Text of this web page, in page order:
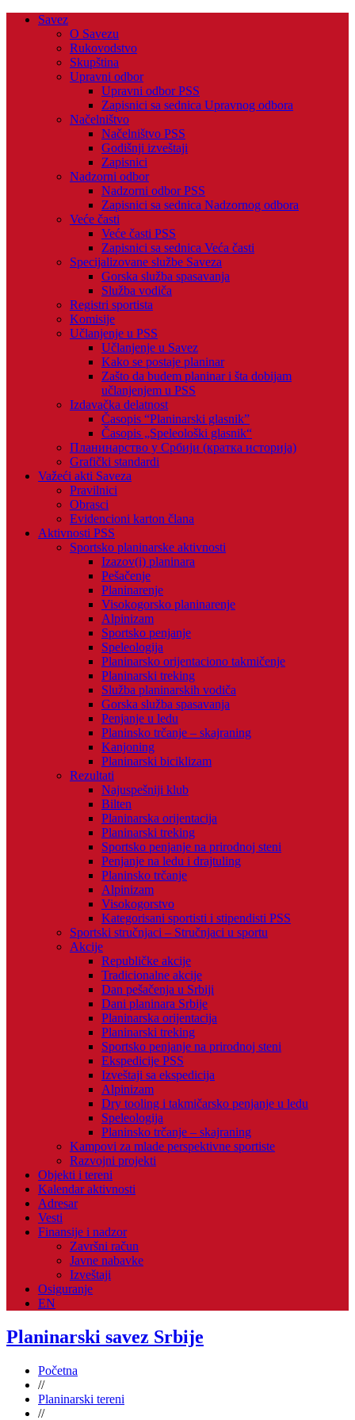
Savez
O Savezu
Rukovodstvo
Skupština
Upravni odbor
Upravni odbor PSS
Zapisnici sa sednica Upravnog odbora
Načelništvo
Načelništvo PSS
Godišnji izveštaji
Zapisnici
Nadzorni odbor
Nadzorni odbor PSS
Zapisnici sa sednica Nadzornog odbora
Veće časti
Veće časti PSS
Zapisnici sa sednica Veća časti
Specijalizovane službe Saveza
Gorska služba spasavanja
Služba vodiča
Registri sportista
Komisije
Učlanjenje u PSS
Učlanjenje u Savez
Kako se postaje planinar
Zašto da budem planinar i šta dobijam
učlanjenjem u PSS
Izdavačka delatnost
Časopis “Planinarski glasnik”
Časopis „Speleološki glasnik“
Планинарство у Србији (кратка историја)
Grafički standardi
Važeći akti Saveza
Pravilnici
Obrasci
Evidencioni karton člana
Aktivnosti PSS
Sportsko planinarske aktivnosti
Izazov(i) planinara
Pešačenje
Planinarenje
Visokogorsko planinarenje
Alpinizam
Sportsko penjanje
Speleologija
Planinarsko orijentaciono takmičenje
Planinarski treking
Služba planinarskih vodiča
Gorska služba spasavanja
Penjanje u ledu
Planinsko trčanje – skajraning
Kanjoning
Planinarski biciklizam
Rezultati
Najuspešniji klub
Bilten
Planinarska orijentacija
Planinarski treking
Sportsko penjanje na prirodnoj steni
Penjanje na ledu i drajtuling
Planinsko trčanje
Alpinizam
Visokogorstvo
Kategorisani sportisti i stipendisti PSS
Sportski stručnjaci – Stručnjaci u sportu
Akcije
Republičke akcije
Tradicionalne akcije
Dan pešačenja u Srbiji
Dani planinara Srbije
Planinarska orijentacija
Planinarski treking
Sportsko penjanje na prirodnoj steni
Ekspedicije PSS
Izveštaji sa ekspedicija
Alpinizam
Dry tooling i takmičarsko penjanje u ledu
Speleologija
Planinsko trčanje – skajraning
Kampovi za mlade perspektivne sportiste
Razvojni projekti
Objekti i tereni
Kalendar aktivnosti
Adresar
Vesti
Finansije i nadzor
Završni račun
Javne nabavke
Izveštaji
Osiguranje
EN
Planinarski savez Srbije
Početna
//
Planinarski tereni
//